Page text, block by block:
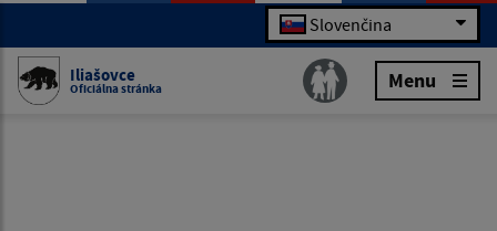
Slovenčina
Iliašovce
Oficiálna stránka Menu